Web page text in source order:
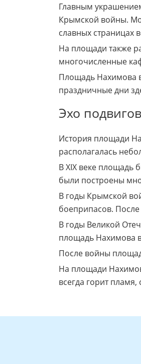
Главным
Крымской войны.
славных страницах
На площади также
многочисленные
Площадь Нахимова
праздничные дни
Эхо
История площади
располагалась
В XIX веке площадь
были построены
В годы Крымской
боеприпасов.
В годы Великой
площадь Нахимова
После войны
На площади
всегда горит